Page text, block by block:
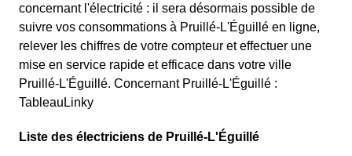
concernant l'électricité : il sera désormais possible de
suivre vos consommations à Pruillé-L'Éguillé en ligne,
relever les chiffres de votre compteur et effectuer une
mise en service rapide et efficace dans votre ville
Pruillé-L'Éguillé. Concernant Pruillé-L'Éguillé :
TableauLinky
Liste des électriciens de Pruillé-L'Éguillé